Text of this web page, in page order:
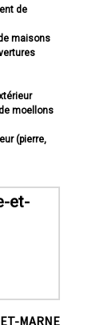
de
maisons
moellons
(pierre,
et-
MARNE